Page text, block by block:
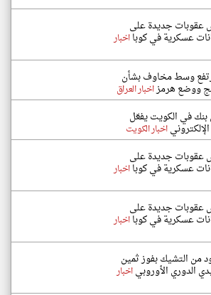
جديدة على
عسكرية في كوبااخبار
وسط مخاوف بشأن
ووضع هرمزاخبار العراق
في الكويت يفعّل
اخبار الكويت
جديدة على
عسكرية في كوبااخبار
جديدة على
عسكرية في كوبااخبار
من التشيك بفوز ثمين
الدوري الأوروبياخبار